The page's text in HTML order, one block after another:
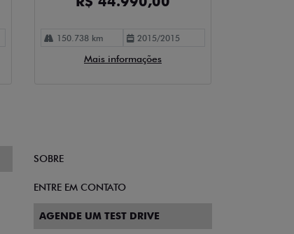
150.738 km 2015/2015
Mais informações
SOBRE
ENTRE EM CONTATO
AGENDE UM TEST DRIVE